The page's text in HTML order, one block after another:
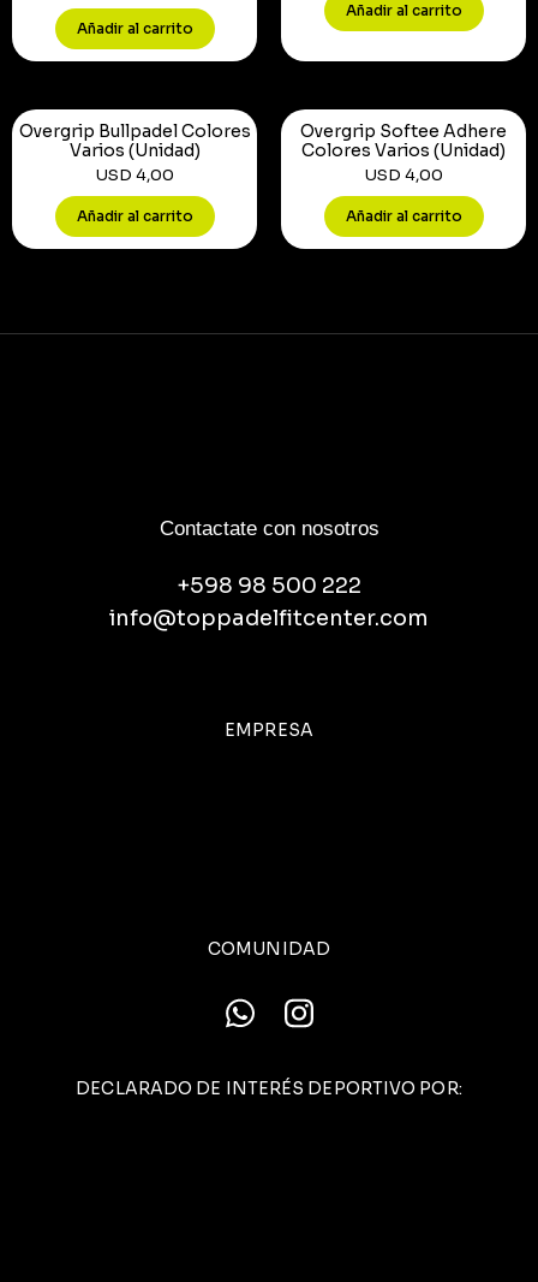
Añadir al carrito
Añadir al carrito
Overgrip Bullpadel Colores
Varios (Unidad)
USD 4,00
Añadir al carrito
Overgrip Softee Adhere
Colores Varios (Unidad)
USD 4,00
Añadir al carrito
Contactate con nosotros
+598 98 500 222
info@toppadelfitcenter.com
EMPRESA
COMUNIDAD
DECLARADO DE INTERÉS DEPORTIVO POR: